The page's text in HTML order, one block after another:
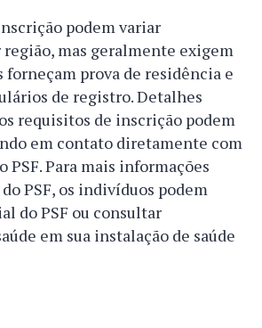
podem variar
mas geralmente exigem
forneçam prova de residência e
de registro. Detalhes
requisitos de inscrição podem
em contato diretamente com
PSF. Para mais informações
PSF, os indivíduos podem
do PSF ou consultar
em sua instalação de saúde